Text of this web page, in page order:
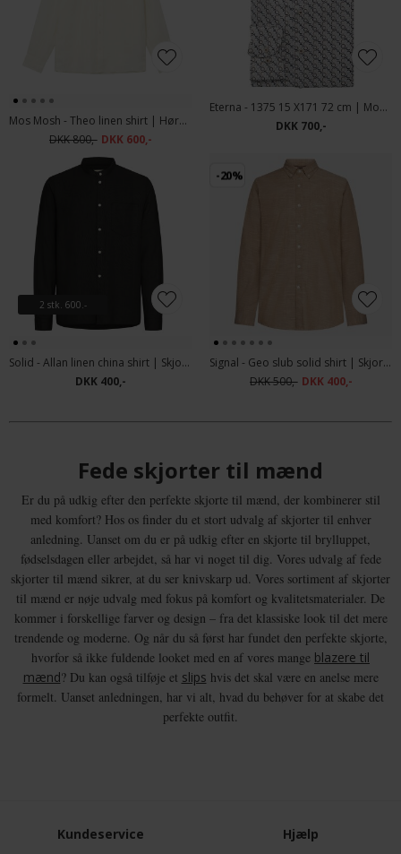
Mos Mosh - Theo linen shirt | Hørskjorte Ecru
DKK 800,- DKK 600,-
Eterna - 1375 15 X171 72 cm | Modern fit Skjorte Blue
DKK 700,-
2 stk. 600.-
Solid - Allan linen china shirt | Skjorte True Black
DKK 400,-
-20%
Signal - Geo slub solid shirt | Skjorte Tobacco
DKK 500,- DKK 400,-
Fede skjorter til mænd
Er du på udkig efter den perfekte skjorte til mænd, der kombinerer stil
med komfort? Hos os finder du et stort udvalg af skjorter til enhver
anledning. Uanset om du er på udkig efter en skjorte til brylluppet,
fødselsdagen eller arbejdet, så har vi noget til dig. Vores udvalg af fede
skjorter til mænd sikrer, at du ser knivskarp ud. Vores sortiment af skjorter
til mænd er nøje udvalg med fokus på komfort og kvalitetsmaterialer. De
kommer i forskellige farver og design – fra det klassiske look til det mere
trendende og moderne. Og når du så først har fundet den perfekte skjorte,
hvorfor så ikke fuldende looket med en af vores mange blazere til
mænd? Du kan også tilføje et slips hvis det skal være en anelse mere
formelt. Uanset anledningen, har vi alt, hvad du behøver for at skabe det
perfekte outfit.
Kundeservice Hjælp